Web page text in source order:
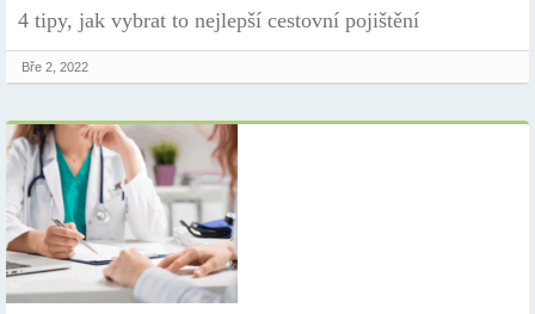
4 tipy, jak vybrat to nejlepší cestovní pojištění
Bře 2, 2022